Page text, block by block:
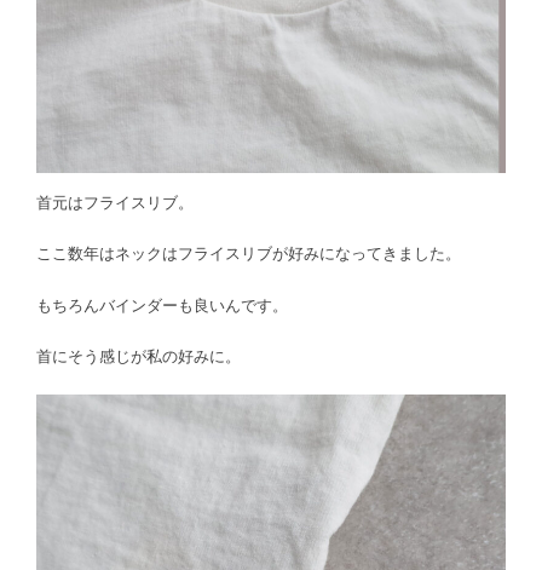
首元はフライスリブ。
ここ数年はネックはフライスリブが好みになってきました。
もちろんバインダーも良いんです。
首にそう感じが私の好みに。